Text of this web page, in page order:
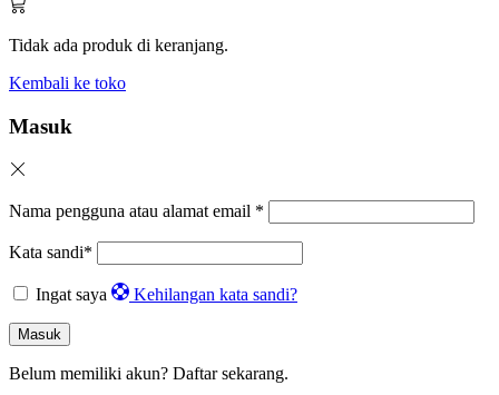
Tidak ada produk di keranjang.
Kembali ke toko
Masuk
Nama pengguna atau alamat email *
Kata sandi*
Ingat saya Kehilangan kata sandi?
Masuk
Belum memiliki akun? Daftar sekarang.